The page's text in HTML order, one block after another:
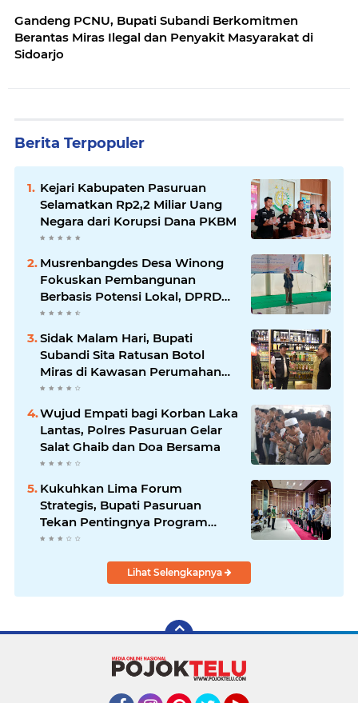
Gandeng PCNU, Bupati Subandi Berkomitmen
Berantas Miras Ilegal dan Penyakit Masyarakat di
Sidoarjo
Berita Terpopuler
Kejari Kabupaten Pasuruan
Selamatkan Rp2,2 Miliar Uang
Negara dari Korupsi Dana PKBM
Musrenbangdes Desa Winong
Fokuskan Pembangunan
Berbasis Potensi Lokal, DPRD
Optimistis Meski Dihantam
Efisiensi Anggaran
Sidak Malam Hari, Bupati
Subandi Sita Ratusan Botol
Miras di Kawasan Perumahan
Sidoarjo
Wujud Empati bagi Korban Laka
Lantas, Polres Pasuruan Gelar
Salat Ghaib dan Doa Bersama
Kukuhkan Lima Forum
Strategis, Bupati Pasuruan
Tekan Pentingnya Program
Nyata untuk Rakyat
Lihat Selengkapnya